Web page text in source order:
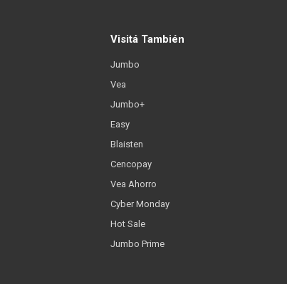
Visitá También
Jumbo
Vea
Jumbo+
Easy
Blaisten
Cencopay
Vea Ahorro
Cyber Monday
Hot Sale
Jumbo Prime